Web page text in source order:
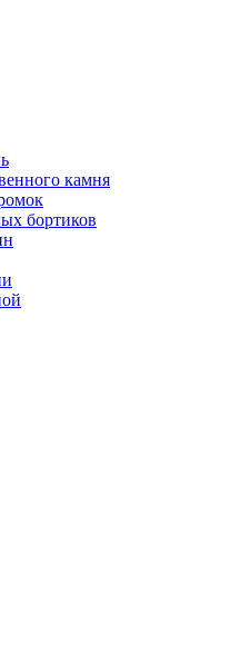
камня
бортиков